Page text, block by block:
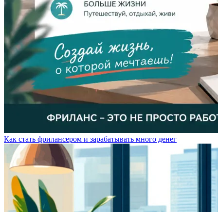
Как стать фрилансером и зарабатывать много денег